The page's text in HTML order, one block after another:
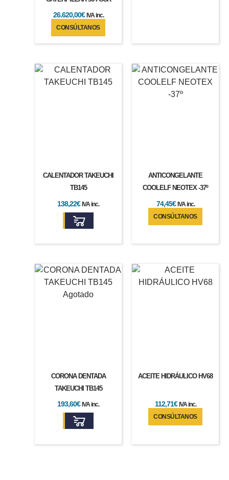
26.620,00€ IVA inc.
CONSÚLTANOS
CALENTADOR TAKEUCHI
TB145
138,22€ IVA inc.
ANTICONGELANTE
COOLELF NEOTEX -37º
74,45€ IVA inc.
CONSÚLTANOS
Agotado
CORONA DENTADA
TAKEUCHI TB145
193,60€ IVA inc.
ACEITE HIDRÁULICO HV68
112,71€ IVA inc.
CONSÚLTANOS